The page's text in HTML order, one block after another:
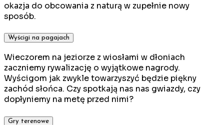
okazja do obcowania z naturą w zupełnie nowy
sposób.
Wyścigi na pagajach
Wieczorem na jeziorze z wiosłami w dłoniach
zaczniemy rywalizację o wyjątkowe nagrody.
Wyścigom jak zwykle towarzyszyć będzie piękny
zachód słońca. Czy spotkają nas nas gwiazdy, czy
dopłyniemy na metę przed nimi?
Gry terenowe